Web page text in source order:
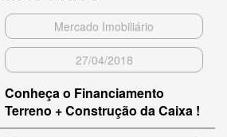
Mercado Imobiliário
27/04/2018
Conheça o Financiamento
Terreno + Construção da Caixa !